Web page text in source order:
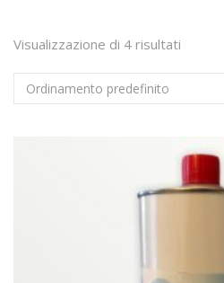
Visualizzazione di 4 risultati
Ordinamento predefinito